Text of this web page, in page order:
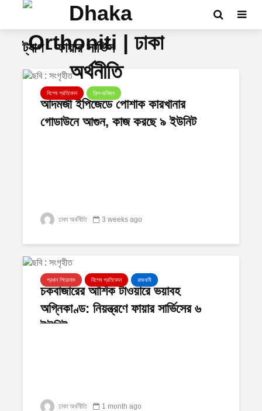
ট্যাগ - ফায়ার সার্ভিস
বিশেষ প্রতিবেদন শিল্প-বানিজ্য
আদমজী ইপিজেডে পোশাক কারখানার
গোডাউনে আগুন, কাজ করছে ৯ ইউনিট
ঢাকা অর্থনীতি 3 weeks ago
প্রধান শিরোনাম বিশেষ প্রতিবেদন রাজধানী
চকবাজারের আশিক টাওয়ারে ভয়াবহ
অগ্নিকাণ্ড: নিয়ন্ত্রণে ফায়ার সার্ভিসের ৬
ইউনিট
ঢাকা অর্থনীতি 1 month ago